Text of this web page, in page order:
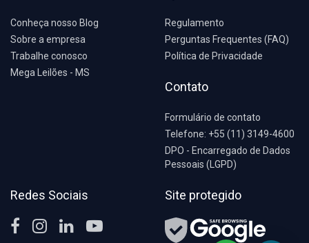
Conheça nosso Blog
Sobre a empresa
Trabalhe conosco
Mega Leilões - MS
Regulamento
Perguntas Frequentes (FAQ)
Política de Privacidade
Contato
Formulário de contato
Telefone: +55 (11) 3149-4600
DPO - Encarregado de Dados
Pessoais (LGPD)
Redes Sociais Site protegido